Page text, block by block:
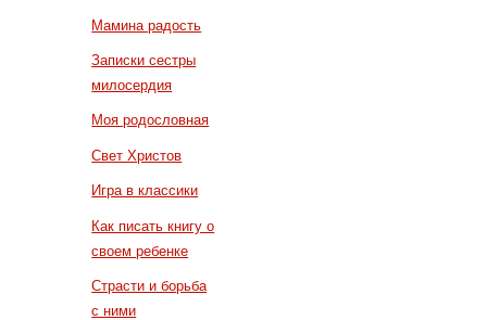
Мамина радость
Записки сестры
милосердия
Моя родословная
Свет Христов
Игра в классики
Как писать книгу о
своем ребенке
Страсти и борьба
с ними